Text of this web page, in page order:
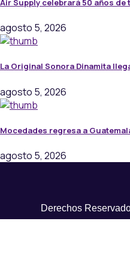
Air Supply celebrará 50 años
agosto 5, 2026
La Original Sonora Dinamita
agosto 5, 2026
Mocedades regresa a
agosto 5, 2026
Derechos